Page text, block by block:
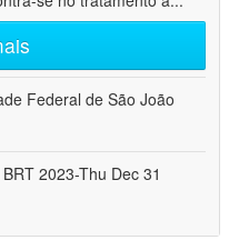
Federal de São João
2023-Thu Dec 31